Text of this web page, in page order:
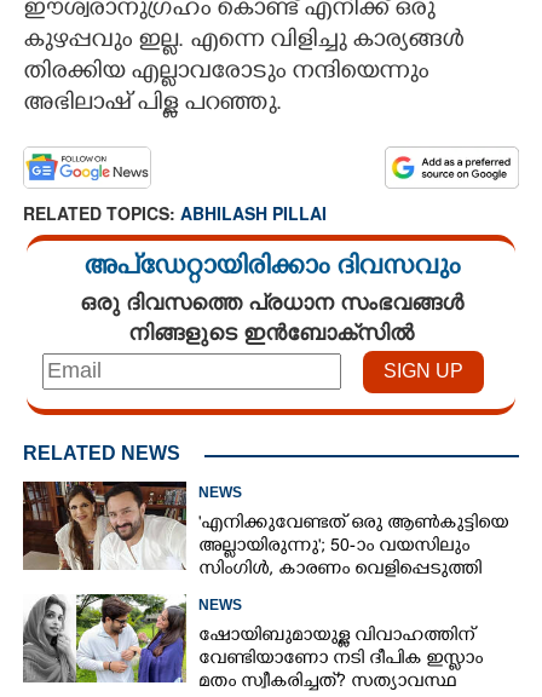
ഈശ്വരാനുഗ്രഹം കൊണ്ട് എനിക്ക് ഒരു
കുഴപ്പവും ഇല്ല. എന്നെ വിളിച്ചു കാര്യങ്ങൾ
തിരക്കിയ എല്ലാവരോടും നന്ദിയെന്നും
അഭിലാഷ് പിള്ള പറഞ്ഞു.
RELATED TOPICS: ABHILASH PILLAI
അപ്ഡേറ്റായിരിക്കാം ദിവസവും
ഒരു ദിവസത്തെ പ്രധാന സംഭവങ്ങൾ
നിങ്ങളുടെ ഇൻബോക്സിൽ
RELATED NEWS
NEWS
'എനിക്കുവേണ്ടത് ഒരു ആൺകുട്ടിയെ
അല്ലായിരുന്നു'; 50-ാം വയസിലും
സിംഗിൾ, കാരണം വെളിപ്പെടുത്തി
NEWS
ഷോയിബുമായുള്ള വിവാഹത്തിന്
വേണ്ടിയാണോ നടി ദീപിക ഇസ്ലാം
മതം സ്വീകരിച്ചത്? സത്യാവസ്ഥ